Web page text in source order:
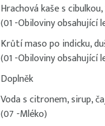
Hrachová kaše s
(01 -Obiloviny obsahující
Krůtí maso po indicku,
(01 -Obiloviny obsahující
Doplněk
Voda s citronem, sirup,
(07 -Mléko)